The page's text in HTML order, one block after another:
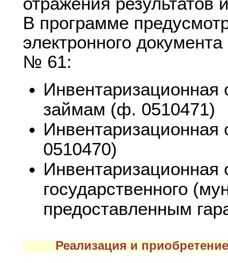
В программе
электронного
№ 61:
Инвентаризационная
займам (ф. 0510471)
0510470)
Инвентаризационная
государственного
предоставленным
Реализация и